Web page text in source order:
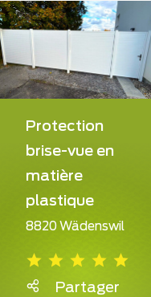
Protection
brise-vue en
matière
plastique
8820 Wädenswil
Partager